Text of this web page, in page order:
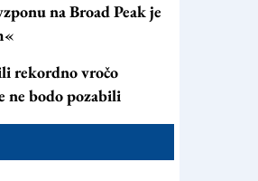
na Broad Peak je
rekordno vročo
ne bodo pozabili